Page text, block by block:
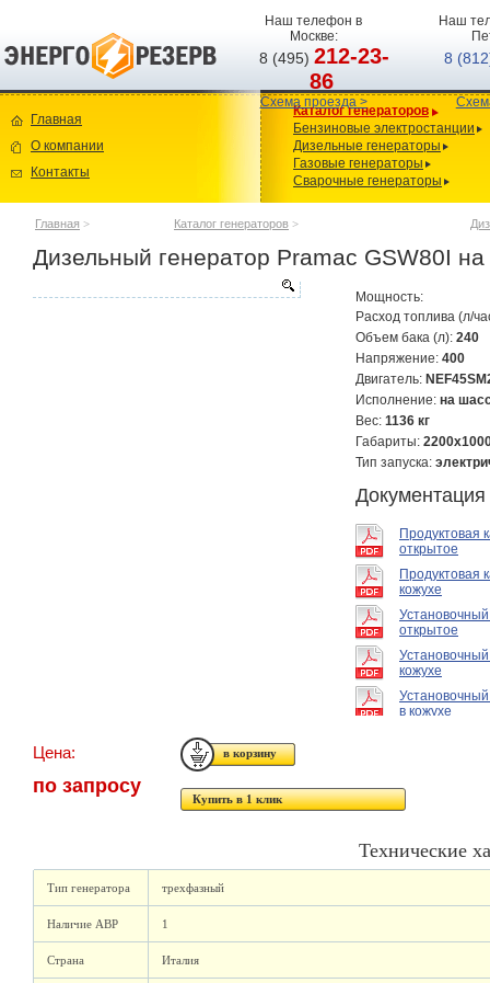
Наш телефон в
Москве:
8 (495)212-23-
86
Схема проезда >
Наш
8
Главная
О компании
Контакты
Каталог генераторов
Бензиновые электростанции
Дизельные генераторы
Газовые генераторы
Сварочные генераторы
Главная > Каталог генераторов >
Дизельный генератор Pramac GSW80I
Мощность:
Расход топлива (л/
Объем бака (л): 240
Напряжение: 400
Двигатель:
Исполнение: на
Вес: 1136 кг
Габариты:
Тип запуска:
Документация
Продуктовая
открытое
Продуктовая
кожухе
открытое
кожухе
в кожухе
Цена:
по запросу
Купить в 1 клик
Технические
Тип генератора трехфазный
Наличие АВР 1
Страна Италия